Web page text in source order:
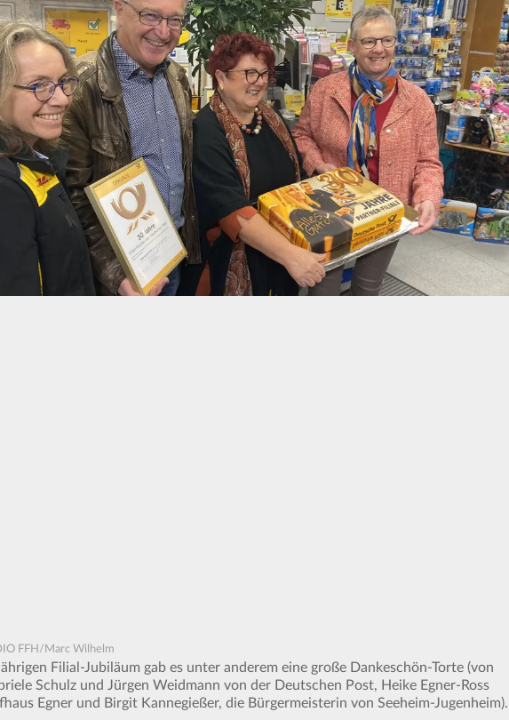
FFH/Marc Wilhelm
Filial-Jubiläum gab es unter anderem eine große Dankeschön-Torte (von
Schulz und Jürgen Weidmann von der Deutschen Post, Heike Egner-Ross
Egner und Birgit Kannegießer, die Bürgermeisterin von Seeheim-Jugenheim).